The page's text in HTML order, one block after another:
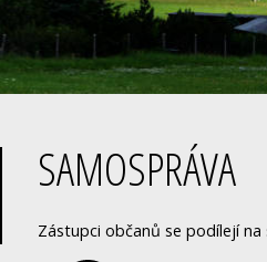
SAMOSPRÁVA
Zástupci občanů se podílejí na